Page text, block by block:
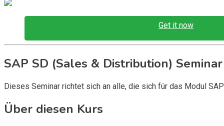
Get it now
SAP SD (Sales & Distribution) Seminar
Dieses Seminar richtet sich an alle, die sich für das Modul
Über diesen Kurs